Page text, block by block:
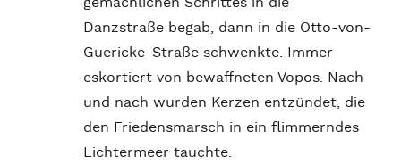
Danzstraße begab, dann in die Otto-von-
Guericke-Straße schwenkte. Immer
eskortiert von bewaffneten Vopos. Nach
und nach wurden Kerzen entzündet, die
den Friedensmarsch in ein flimmerndes
Lichtermeer tauchte.